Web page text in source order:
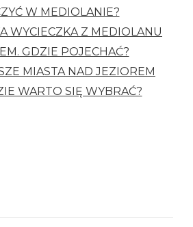
W MEDIOLANIE?
WYCIECZKA Z MEDIOLANU
GDZIE POJECHAĆ?
MIASTA NAD JEZIOREM
WARTO SIĘ WYBRAĆ?